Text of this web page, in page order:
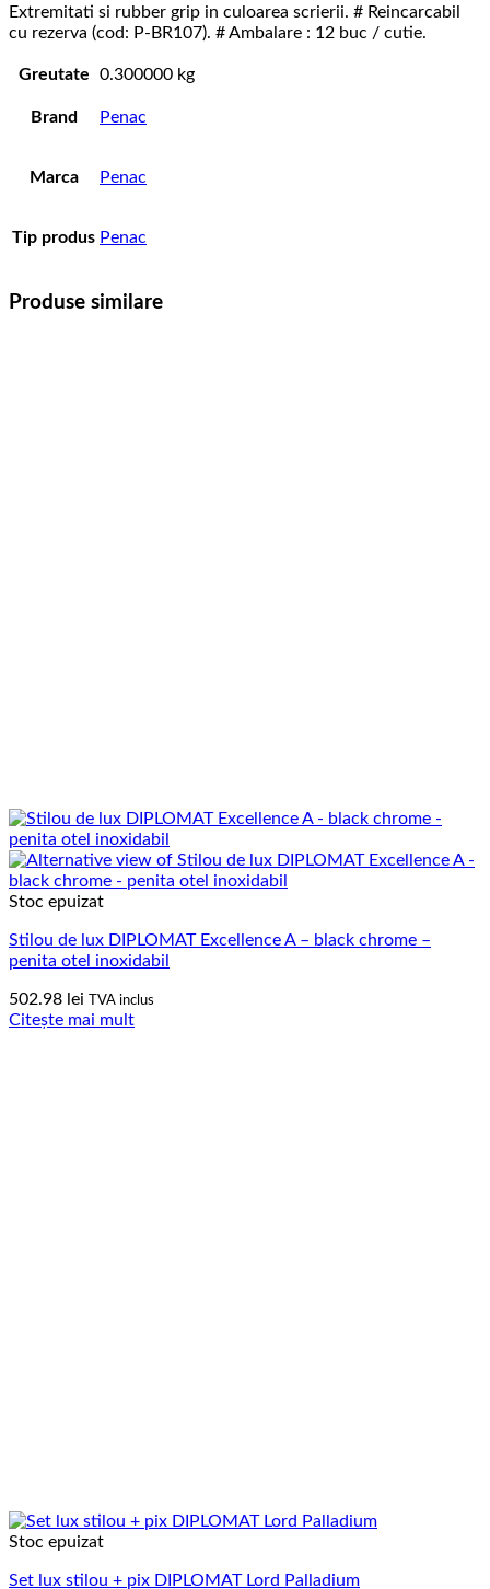
Extremitati si rubber grip in culoarea scrierii. # Reincarcabil
cu rezerva (cod: P-BR107). # Ambalare : 12 buc / cutie.
Greutate 0.300000 kg
Brand Penac
Marca Penac
Tip produs Penac
Produse similare
Stoc epuizat
Stilou de lux DIPLOMAT Excellence A – black chrome –
penita otel inoxidabil
502.98 lei TVA inclus
Citește mai mult
Stoc epuizat
Set lux stilou + pix DIPLOMAT Lord Palladium